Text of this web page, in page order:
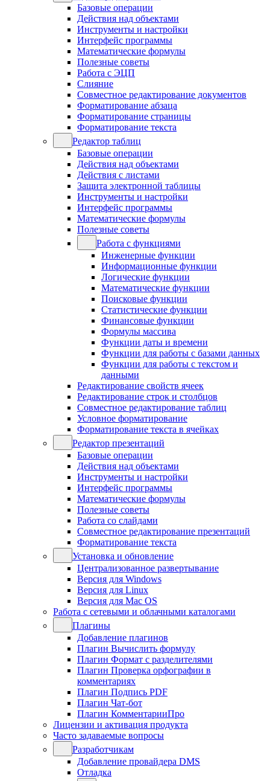
Базовые операции
Действия над объектами
Инструменты и настройки
Интерфейс программы
Математические формулы
Полезные советы
Работа с ЭЦП
Слияние
Совместное редактирование документов
Форматирование абзаца
Форматирование страницы
Форматирование текста
Редактор таблиц
Базовые операции
Действия над объектами
Действия с листами
Защита электронной таблицы
Инструменты и настройки
Интерфейс программы
Математические формулы
Полезные советы
Работа с функциями
Инженерные функции
Информационные функции
Логические функции
Математические функции
Поисковые функции
Статистические функции
Финансовые функции
Формулы массива
Функции даты и времени
Функции для работы с базами данных
Функции для работы с текстом и
данными
Редактирование свойств ячеек
Редактирование строк и столбцов
Совместное редактирование таблиц
Условное форматирование
Форматирование текста в ячейках
Редактор презентаций
Базовые операции
Действия над объектами
Инструменты и настройки
Интерфейс программы
Математические формулы
Полезные советы
Работа со слайдами
Совместное редактирование презентаций
Форматирование текста
Установка и обновление
Централизованное развертывание
Версия для Windows
Версия для Linux
Версия для Mac OS
Работа с сетевыми и облачными каталогами
Плагины
Добавление плагинов
Плагин Вычислить формулу
Плагин Формат с разделителями
Плагин Проверка орфографии в
комментариях
Плагин Подпись PDF
Плагин Чат-бот
Плагин КомментарииПро
Лицензии и активация продукта
Часто задаваемые вопросы
Разработчикам
Добавление провайдера DMS
Отладка